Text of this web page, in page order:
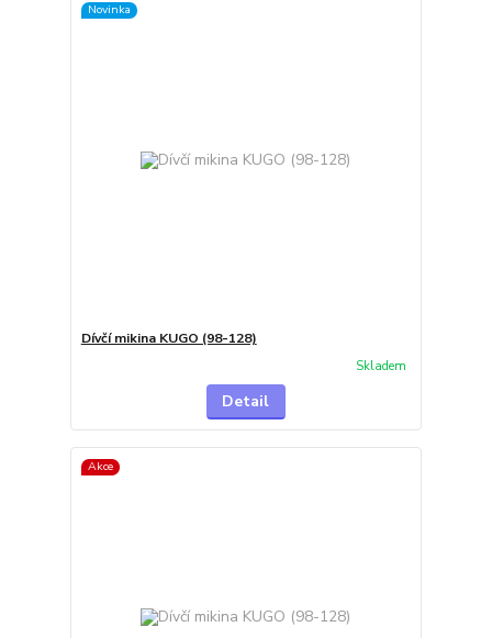
Novinka
Dívčí mikina KUGO (98-128)
Skladem
Detail
Akce